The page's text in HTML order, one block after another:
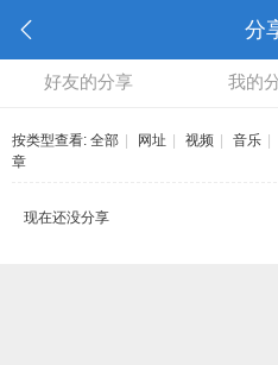
分
好友的分享 我的
按类型查看: 全部 网址 视频 音乐
章
现在还没分享